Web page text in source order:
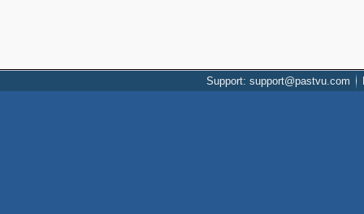
Support: support@pastvu.com